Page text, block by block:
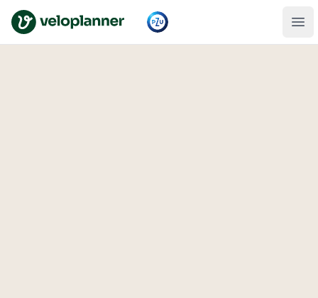
VeloPlanner